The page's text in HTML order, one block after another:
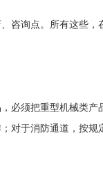
咨询点。所有这些，
必须把重型机械类产
对于消防通道，按规